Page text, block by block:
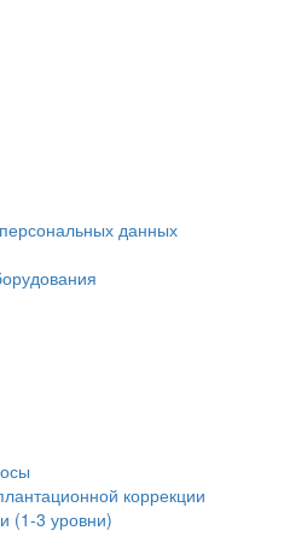
данных
коррекции
(1-3 уровни)